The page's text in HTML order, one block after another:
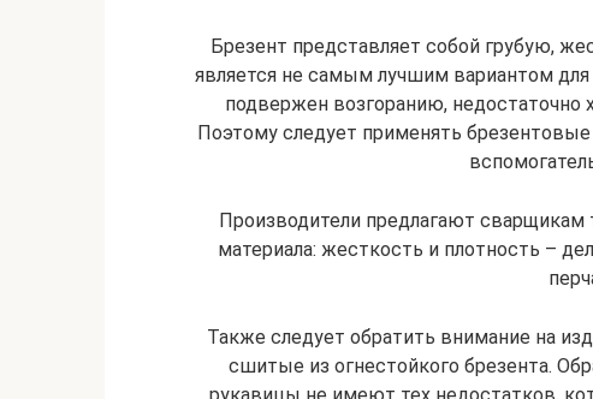
Брезент представляет собой грубую,
является не самым лучшим вариантом для
подвержен возгоранию,
Поэтому следует применять
Производители предлагают сварщикам
материала: жесткость и плотность –
Также следует обратить внимание на
сшитые из огнестойкого брезента.
рукавицы не имеют тех недостатков,